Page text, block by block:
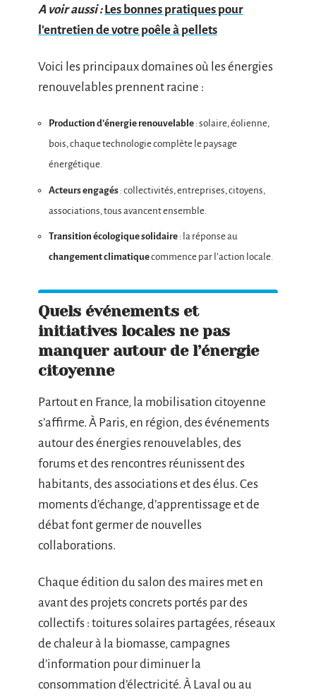
A voir aussi : Les bonnes pratiques pour
l'entretien de votre poêle à pellets
Voici les principaux domaines où les énergies
renouvelables prennent racine :
Production d’énergie renouvelable : solaire, éolienne,
bois, chaque technologie complète le paysage
énergétique.
Acteurs engagés : collectivités, entreprises, citoyens,
associations, tous avancent ensemble.
Transition écologique solidaire : la réponse au
changement climatiquecommence par l’action locale.
Quels événements et
initiatives locales ne pas
manquer autour de l’énergie
citoyenne
Partout en France, la mobilisation citoyenne
s’affirme. À Paris, en région, des événements
autour des énergies renouvelables, des
forums et des rencontres réunissent des
habitants, des associations et des élus. Ces
moments d’échange, d’apprentissage et de
débat font germer de nouvelles
collaborations.
Chaque édition du salon des maires met en
avant des projets concrets portés par des
collectifs : toitures solaires partagées, réseaux
de chaleur à la biomasse, campagnes
d’information pour diminuer la
consommation d’électricité. À Laval ou au